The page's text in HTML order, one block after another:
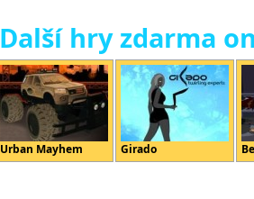
Další hry zdarma
Urban Mayhem Girado